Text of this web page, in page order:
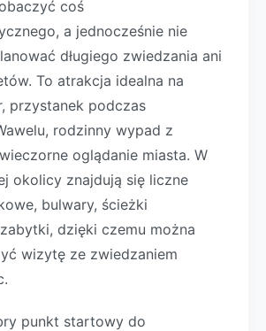
coś
a jednocześnie nie
długiego zwiedzania ani
To atrakcja idealna na
przystanek podczas
rodzinny wypad z
oglądanie miasta. W
okolicy znajdują się liczne
bulwary, ścieżki
dzięki czemu można
wizytę ze zwiedzaniem
punkt startowy do